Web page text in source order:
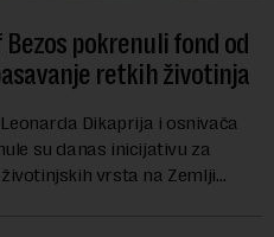
pokrenuli fond od
retkih životinja
Dikaprija i osnivača
su danas inicijativu za
vrsta na Zemlji